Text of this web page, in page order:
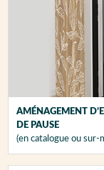
AMÉNAGEMENT
DE PAUSE
(en catalogue ou sur-